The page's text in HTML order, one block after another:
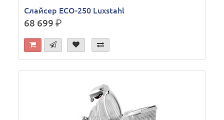
Слайсер ECO-250 Luxstahl
68 699р.